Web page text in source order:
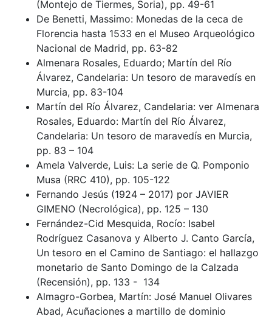
(Montejo de Tier­mes, Soria), pp. 49-61
De Benetti, Massimo: Monedas de la ceca de
Florencia hasta 1533 en el Museo Arqueológico
Nacional de Madrid, pp. 63-82
Almenara Rosales, Eduardo; Martín del Río
Álvarez, Candelaria: Un tesoro de maravedís en
Murcia, pp. 83-104
Martín del Río Álvarez, Candelaria: ver Almenara
Rosales, Eduardo: Martín del Río Álvarez,
Candelaria: Un tesoro de maravedís en Murcia,
pp. 83 – 104
Amela Valverde, Luis: La serie de Q. Pomponio
Musa (RRC 410), pp. 105-122
Fernando Jesús (1924 – 2017) por JAVIER
GIMENO (Necrológica), pp. 125 – 130
Fernández-Cid Mesquida, Rocío: Isabel
Rodríguez Casanova y Alberto J. Canto García,
Un tesoro en el Camino de Santiago: el hallazgo
monetario de Santo Domingo de la Calzada
(Recensión), pp. 133 - 134
Almagro-Gorbea, Martín: José Manuel Olivares
Abad, Acuñaciones a martillo de dominio